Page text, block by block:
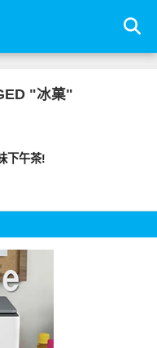
"冰菓"
下午茶!